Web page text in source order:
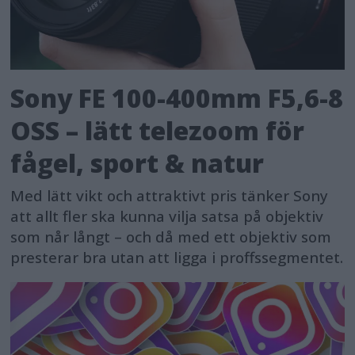
Sony FE 100-400mm F5,6-8
OSS – lätt telezoom för
fågel, sport & natur
Med lätt vikt och attraktivt pris tänker Sony
att allt fler ska kunna vilja satsa på objektiv
som når långt – och då med ett objektiv som
presterar bra utan att ligga i proffssegmentet.